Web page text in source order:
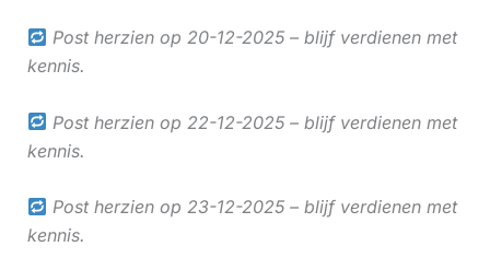
Post herzien op 20-12-2025 – blijf verdienen met
kennis.
Post herzien op 22-12-2025 – blijf verdienen met
kennis.
Post herzien op 23-12-2025 – blijf verdienen met
kennis.